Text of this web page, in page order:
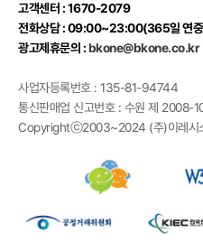
고객센터 : 1670-2079
전화상담 : 09:00~23:00(365일 연
광고제휴문의 :bkone@bkone.co.kr
사업자등록번호 : 135-81-94744
통신판매업 신고번호 : 수원 제 2008-
Copyrightⓒ2003~2024 (주)이레시